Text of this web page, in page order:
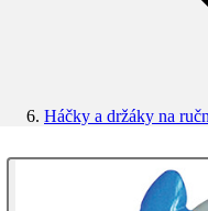
Háčky a držáky na